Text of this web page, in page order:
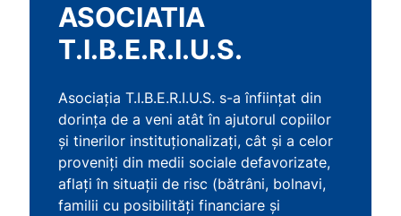
ASOCIATIA
T.I.B.E.R.I.U.S.
Asociația T.I.B.E.R.I.U.S. s-a înființat din
dorința de a veni atât în ajutorul copiilor
și tinerilor instituționalizați, cât și a celor
proveniți din medii sociale defavorizate,
aflați în situații de risc (bătrâni, bolnavi,
familii cu posibilități financiare și